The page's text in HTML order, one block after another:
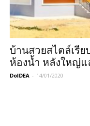
บ้านสวยสไตล์เรี
ห้องน้ำ หลังใหญ่
DoIDEA - 14/01/2020